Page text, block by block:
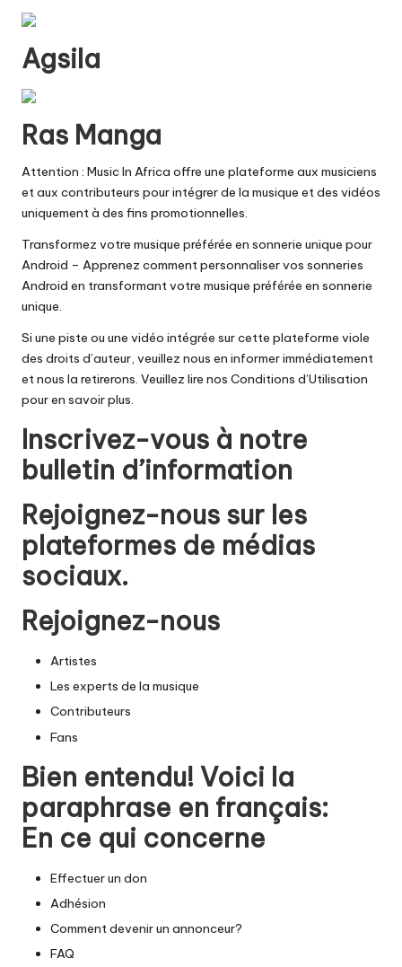
Agsila
Ras Manga
Attention : Music In Africa offre une plateforme aux musiciens
et aux contributeurs pour intégrer de la musique et des vidéos
uniquement à des fins promotionnelles.
Transformez votre musique préférée en sonnerie unique pour
Android – Apprenez comment personnaliser vos sonneries
Android en transformant votre musique préférée en sonnerie
unique.
Si une piste ou une vidéo intégrée sur cette plateforme viole
des droits d’auteur, veuillez nous en informer immédiatement
et nous la retirerons. Veuillez lire nos Conditions d’Utilisation
pour en savoir plus.
Inscrivez-vous à notre
bulletin d’information
Rejoignez-nous sur les
plateformes de médias
sociaux.
Rejoignez-nous
Artistes
Les experts de la musique
Contributeurs
Fans
Bien entendu! Voici la
paraphrase en français:
En ce qui concerne
Effectuer un don
Adhésion
Comment devenir un annonceur?
FAQ